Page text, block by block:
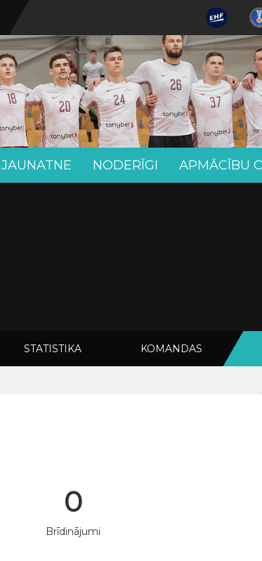
JAUNATNE NODERĪGI APMĀCĪBU
STATISTIKA KOMANDAS
0
Brīdinājumi